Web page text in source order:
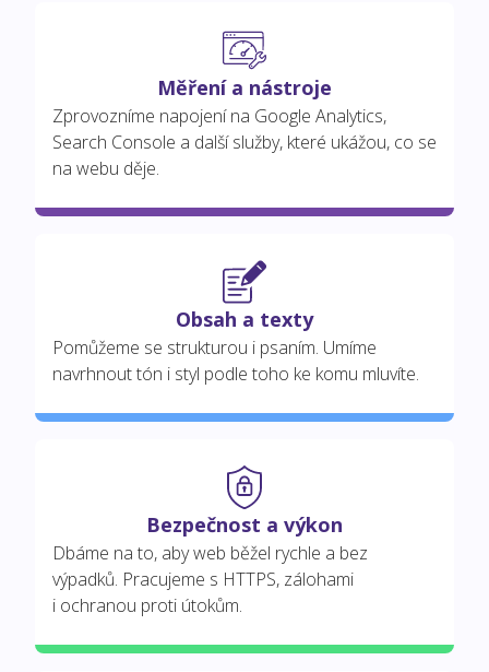
Měření a nástroje
Zprovozníme napojení na Google Analytics,
Search Console a další služby, které ukážou, co se
na webu děje.
Obsah a texty
Pomůžeme se strukturou i psaním. Umíme
navrhnout tón i styl podle toho ke komu mluvíte.
Bezpečnost a výkon
Dbáme na to, aby web běžel rychle a bez
výpadků. Pracujeme s HTTPS, zálohami
i ochranou proti útokům.